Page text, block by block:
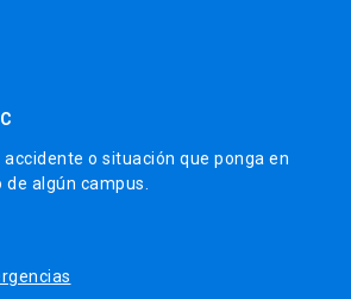
o situación que ponga en
algún campus.